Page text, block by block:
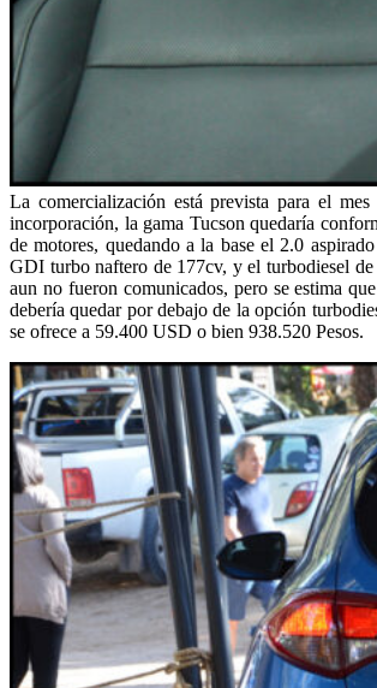
La comercialización está prevista para el
incorporación, la gama Tucson quedaría
de motores, quedando a la base el 2.0
GDI turbo naftero de 177cv, y el turbodiesel
aun no fueron comunicados, pero se estima
debería quedar por debajo de la opción
se ofrece a 59.400 USD o bien 938.520 Pesos.